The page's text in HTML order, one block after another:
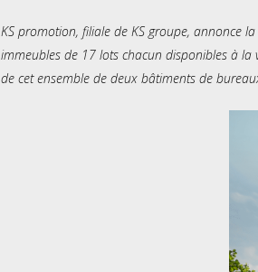
KS promotion, filiale de KS groupe, annonce
immeubles de 17 lots chacun disponibles à la
de cet ensemble de deux bâtiments de